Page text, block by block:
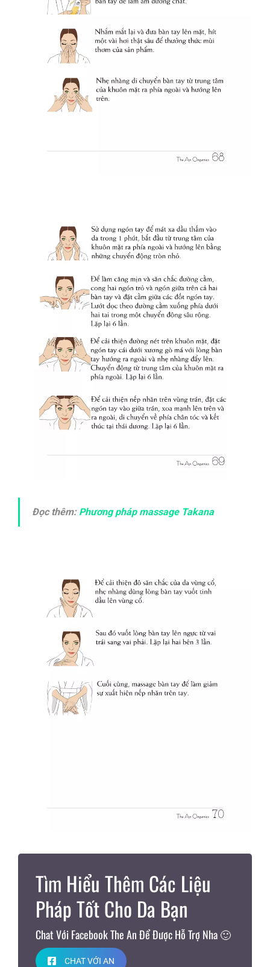
Đọc thêm: Phương pháp massage Takana
Tìm Hiểu Thêm Các Liệu
Pháp Tốt Cho Da Bạn
Chat Với Facebook The An Để Được Hỗ Trợ Nha 🙂
CHAT VỚI AN